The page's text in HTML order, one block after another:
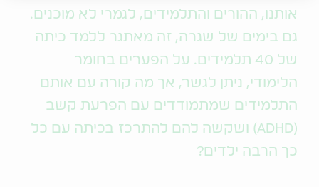
אותנו, ההורים והתלמידים, לגמרי לא מוכנים.
גם בימים של שגרה, זה מאתגר ללמד כיתה
של 40 תלמידים. על הפערים בחומר
הלימודי, ניתן לגשר, אך מה קורה עם אותם
התלמידים שמתמודדים עם הפרעת קשב
(ADHD) ושקשה להם להתרכז בכיתה עם כל
כך הרבה ילדים?